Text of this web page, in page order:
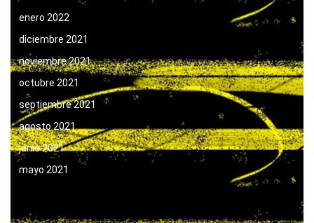
enero 2022
diciembre 2021
noviembre 2021
octubre 2021
septiembre 2021
agosto 2021
junio 2021
mayo 2021